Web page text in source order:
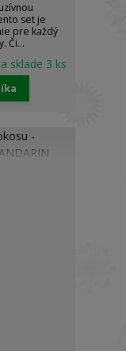
set je
pre každý
Či...
sklade 3 ks